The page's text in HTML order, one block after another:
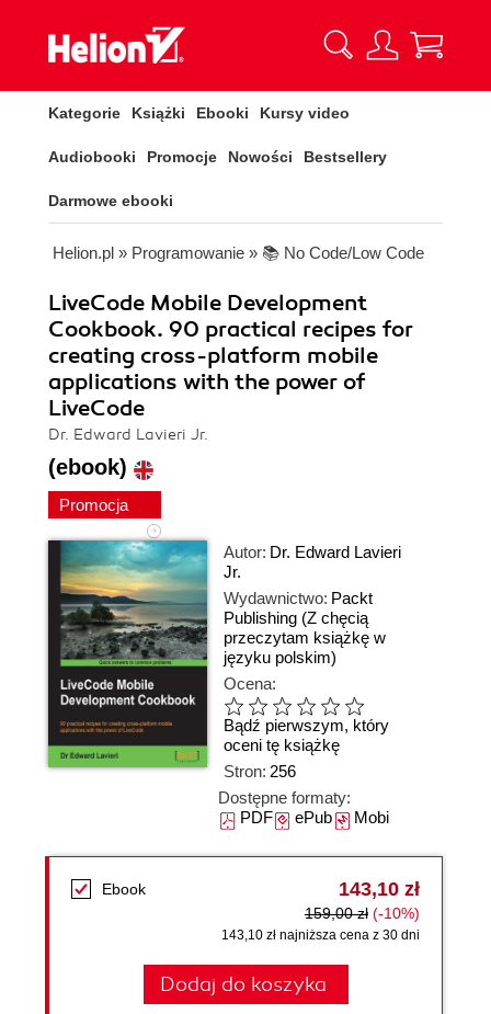
Kategorie Książki Ebooki Kursy video
Audiobooki Promocje Nowości Bestsellery
Darmowe ebooki
Helion.pl » Programowanie » 📚 No Code/Low Code
LiveCode Mobile Development
Cookbook. 90 practical recipes for
creating cross-platform mobile
applications with the power of
LiveCode
Dr. Edward Lavieri Jr.
(ebook)
Promocja
Autor: Dr. Edward Lavieri
Jr.
Wydawnictwo: Packt
Publishing (Z chęcią
przeczytam książkę w
języku polskim)
Ocena:
Bądź pierwszym, który
oceni tę książkę
Stron: 256
Dostępne formaty:
PDFePubMobi
Ebook 143,10 zł
159,00 zł (-10%)
143,10 zł najniższa cena z 30 dni
Dodaj do koszyka